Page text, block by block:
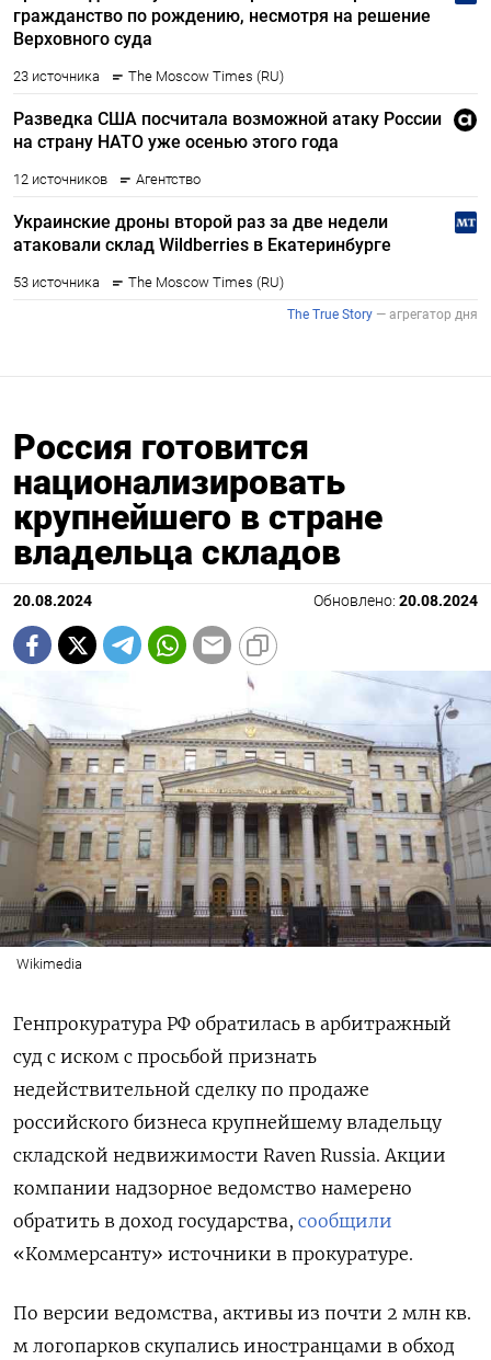
Россия готовится
национализировать
крупнейшего в стране
владельца складов
20.08.2024 Обновлено: 20.08.2024
Wikimedia
Генпрокуратура РФ обратилась в арбитражный
суд с иском с просьбой признать
недействительной сделку по продаже
российского бизнеса крупнейшему владельцу
складской недвижимости Raven Russia. Акции
компании надзорное ведомство намерено
обратить в доход государства, сообщили
«Коммерсанту» источники в прокуратуре.
По версии ведомства, активы из почти 2 млн кв.
м логопарков скупались иностранцами в обход